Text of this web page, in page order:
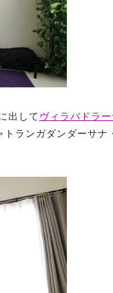
出してヴィラバドラー
ランガダンダーサ